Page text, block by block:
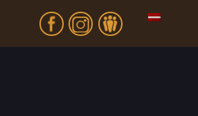
Fb In Dr